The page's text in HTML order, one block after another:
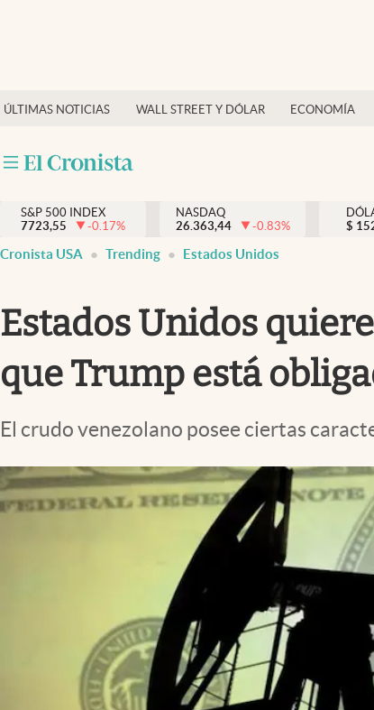
ÚLTIMAS NOTICIAS WALL STREET Y DÓLAR ECONOMÍA
Finanzas y economía
Inmigración
Trending
Espiritual
PC y mobile
S&P 500 INDEX
7723,55
-0.17%
NASDAQ
26.363,44
-0.83%
$
Cronista USA Trending Estados Unidos
Estados Unidos
que Trump está
El crudo venezolano posee ciertas